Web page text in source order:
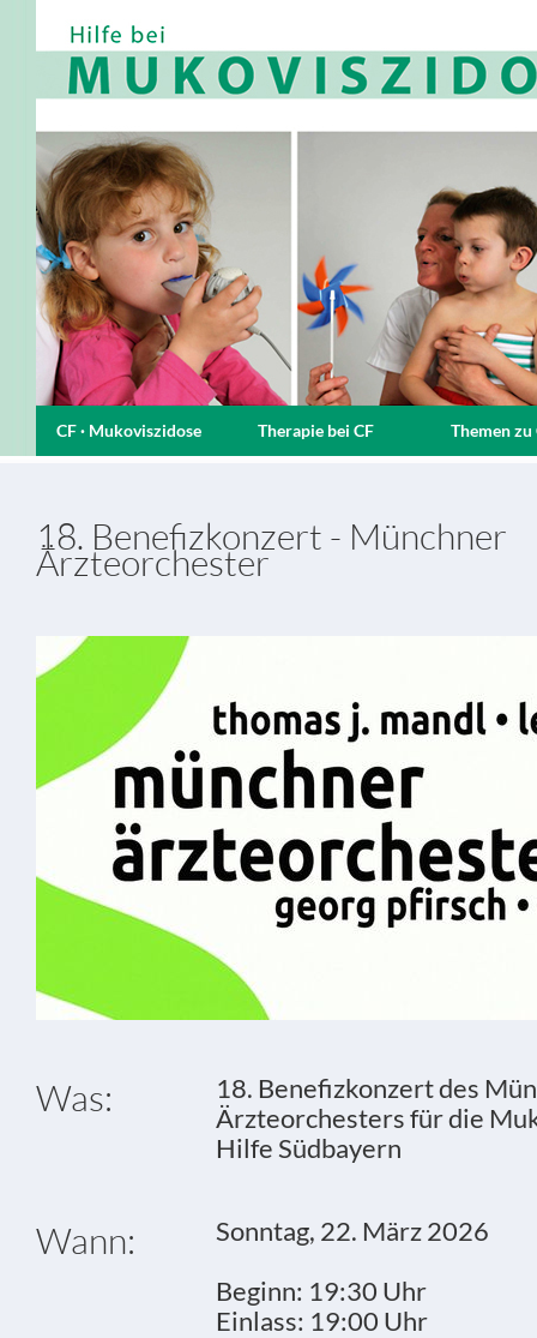
CF · Mukoviszidose Therapie bei CF Themen zu
18. Benefizkonzert - Münchner
Ärzteorchester
Was:
18. Benefizkonzert des
Ärzteorchesters für die
Hilfe Südbayern
Wann:
Sonntag, 22. März 2026
Beginn: 19:30 Uhr
Einlass: 19:00 Uhr